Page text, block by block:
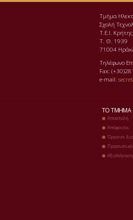
Τμήμα
Σχολή
Τ.Ε.Ι. Κρήτης
Τ. Θ. 1939
71004
Τηλέφωνο
Fax:
e-mail:
ΤΟ ΤΜΉΜΑ
Αποστολή
Απόφοιτοι
Όργανα
Προσωπικό
Αξιολόγηση